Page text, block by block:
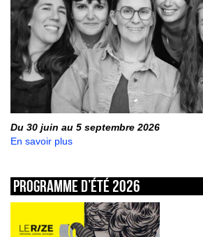
Du 30 juin au 5 septembre 2026
En savoir plus
Programme d’été 2026